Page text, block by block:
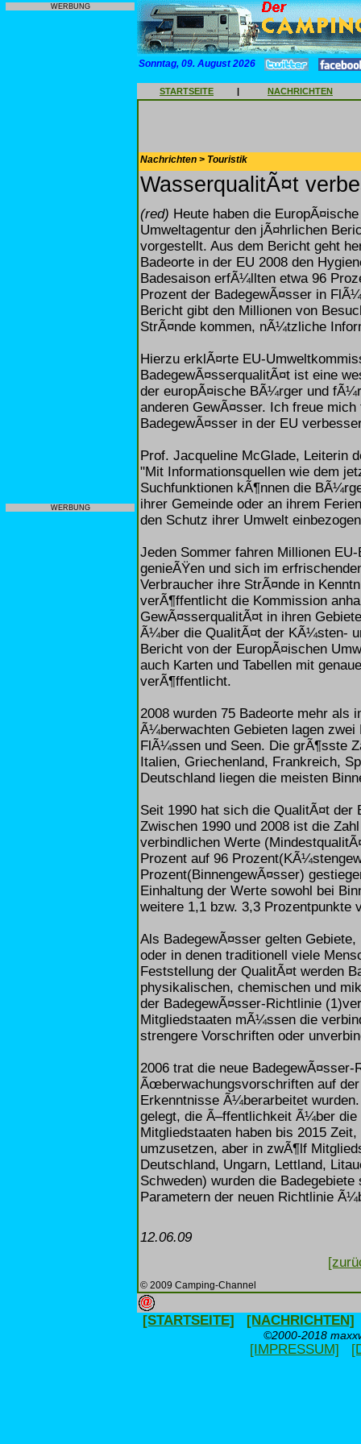
WERBUNG
WERBUNG
Sonntag, 09. August 2026
STARTSEITE | NACHRICHTEN
Nachrichten > Touristik
WasserqualitÃ¤t
(red) Heute haben die
Umweltagentur den jÃ¤hrlichen
vorgestellt. Aus dem Bericht geht
Badeorte in der EU 2008 den
Badesaison erfÃ¼llten etwa 96
Prozent der BadegewÃ¤sser in
Bericht gibt den Millionen von
StrÃ¤nde kommen, nÃ¼tzliche
Hierzu erklÃ¤rte EU-
BadegewÃ¤sserqualitÃ¤t ist eine
der europÃ¤ische BÃ¼rger und
anderen GewÃ¤sser. Ich freue
BadegewÃ¤sser in der EU
Prof. Jacqueline McGlade, Leiterin
"Mit Informationsquellen wie dem
Suchfunktionen kÃ¶nnen die
ihrer Gemeinde oder an ihrem
den Schutz ihrer Umwelt
Jeden Sommer fahren Millionen
genieÃŸen und sich im
Verbraucher ihre StrÃ¤nde in
verÃ¶ffentlicht die Kommission
GewÃ¤sserqualitÃ¤t in ihren
Ã¼ber die QualitÃ¤t der KÃ¼sten-
Bericht von der EuropÃ¤ischen
auch Karten und Tabellen mit
verÃ¶ffentlicht.
2008 wurden 75 Badeorte mehr als
Ã¼berwachten Gebieten lagen
FlÃ¼ssen und Seen. Die grÃ¶sste
Italien, Griechenland, Frankreich,
Deutschland liegen die meisten
Seit 1990 hat sich die QualitÃ¤t
Zwischen 1990 und 2008 ist die
verbindlichen Werte
Prozent auf 96
Prozent(BinnengewÃ¤sser)
Einhaltung der Werte sowohl bei
weitere 1,1 bzw. 3,3 Prozentpunkte
Als BadegewÃ¤sser gelten
oder in denen traditionell viele
Feststellung der QualitÃ¤t werden
physikalischen, chemischen und
der BadegewÃ¤sser-Richtlinie
Mitgliedstaaten mÃ¼ssen die
strengere Vorschriften oder
2006 trat die neue
Ãœberwachungsvorschriften auf
Erkenntnisse Ã¼berarbeitet
gelegt, die Ã–ffentlichkeit Ã¼ber
Mitgliedstaaten haben bis 2015
umzusetzen, aber in zwÃ¶lf
Deutschland, Ungarn, Lettland,
Schweden) wurden die
Parametern der neuen Richtlinie
12.06.09
© 2009 Camping-Channel
[STARTSEITE] [NACHRICHTEN]
©2000-2018
[IMPRESSUM]